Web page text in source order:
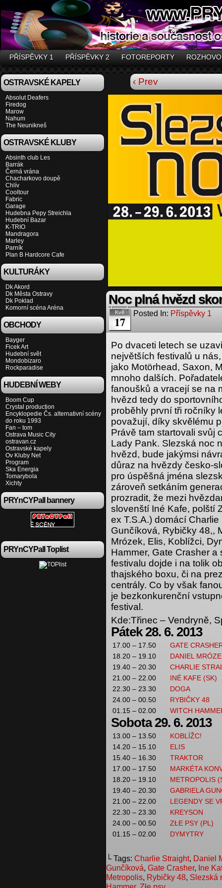
PŘÍSPĚVKY 1 PŘÍSPĚVKY 2 FOTOREPORTY
OSTRAVSKÉ KAPELY
Absolut Deafers
Firedog
Marow
Nahum
The Neunikneš
OSTRAVSKÉ KLUBY
Absinth club Les
Barrák
Černá vrána
Chacharkovo doupě
Chlív
Cooltour
Fabric
Garage
Hudebna Pepy Streichla
Hudební Bazar
K-TRIO
Mandragora
Marley
Parník
Plan B Hardcore Cafe
KULTURÁKY
Dk Akord
Dk Města Ostravy
Dk Poklad
Komorní scéna Aréna
OBCHODY
Bayger
Ficek Art
Hudební svět
Mondobizaro
Rockparadise
HUDEBNÍ WEBY
Boom Cup
Crystal production
Encyklopedie Čs. alternativní scény
do roku 1993
Fan – tom
Ostrava Music City
ostravan.cz
Ostravské kapely
Ov Kluby Net
Program
Ska Energia
Tomarybola
Xichty
PRYnCYPall bannery
PRYnCYPall Toplist
‹ Prev
Noc plná hvězd
Kvě
17
Posted In: Příspěvky 1
Po dvaceti letech se
největších festivalů u
jako Motörhead, Saxon,
mnoho dalších.
fanoušků a vracejí se na
hvězd tedy do
proběhly první tři ročníky
považují, díky skvělému
Právě tam startovali svůj
Lady Pank. Slezská noc
hvězd, bude jakýmsi
důraz na hvězdy česko-
pro úspěšná jména
zároveň setkáním
prozradit, že mezi
slovenští Iné Kafe, polští
ex T.S.A.) domácí
Gunčíková, Rybičky 48,,
Mrózek, Elis, Koblížci,
Hammer, Gate Crasher
festivalu dojde i na tolik
thajského boxu, či na
centrály. Co by však
je bezkonkurenční
festival.
Kde:Třinec – Vendryně,
Pátek 28. 6. 2013
17.00 – 17.50
GATE
18.20 – 19.10
DANIEL
19.40 – 20.30
CHARLIE
21.00 – 22.00
INÉ KAFE (SK)
22.30 – 23.30
DOGA
24.00 – 00.50
RYBIČKY 48
01.15 – 02.00
WITCH
Sobota 29. 6. 2013
13.00 – 13.50
KOBLÍŽC!
14.20 – 15.10
ELIS
15.40 – 16.30
TRAKTOR
17.00 – 17.50
MARKÉTA
18.20 – 19.10
METROPOLIS
19.40 – 20.30
GABRIELA
21.00 – 22.00
LEGENDY SE
22.30 – 23.30
KREYSON
24.00 – 00.50
ZŁE PSY (PL)
01.15 – 02.00
DYMYTRY
└ Tags: Charlie Straight, Daniel
Gunčíková, Gate Crasher, Ine
Metropolis, Rybičky 48, Slezská